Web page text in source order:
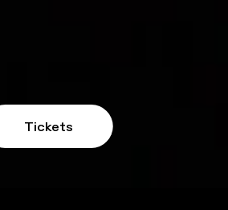
Tickets